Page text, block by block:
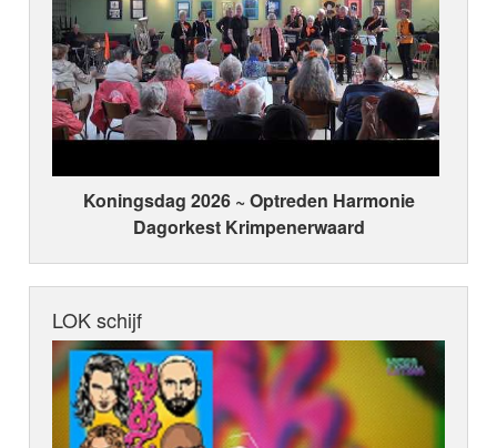
Koningsdag 2026 ~ Optreden Harmonie
Dagorkest Krimpenerwaard
LOK schijf